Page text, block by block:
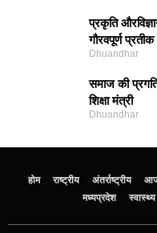
प्रकृति
गौरवपूर्ण
Dhuandhar
समाज की
शिक्षा मंत्री
Dhuandhar
होम राष्ट्रीय अंतर्राष्ट्रीय
मध्‍यप्रदेश
स्वास्थ्य